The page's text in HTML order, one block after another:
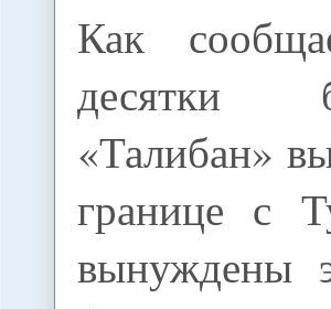
Как
десятки
«Талибан»
границе с
вынуждены